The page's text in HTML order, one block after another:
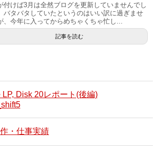
付けば3月は全然ブログを更新していませんでし
バタバタしていたというのはいい訳に過ぎませ
、今年に入ってからめちゃくちゃ忙し...
記事を読む
Disk 20レポート(後編)
・仕事実績